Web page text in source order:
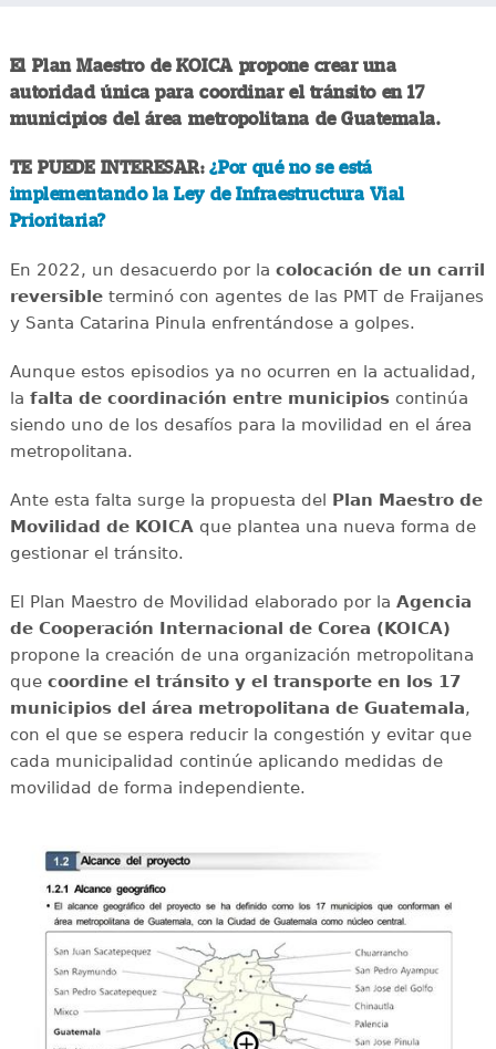
El Plan Maestro de KOICA propone crear una
autoridad única para coordinar el tránsito en 17
municipios del área metropolitana de Guatemala.
TE PUEDE INTERESAR:¿Por qué no se está
implementando la Ley de Infraestructura Vial
Prioritaria?
En 2022, un desacuerdo por la colocación de un carril
reversibleterminó con agentes de las PMT de Fraijanes
y Santa Catarina Pinula enfrentándose a golpes.
Aunque estos episodios ya no ocurren en la actualidad,
la falta de coordinación entre municipioscontinúa
siendo uno de los desafíos para la movilidad en el área
metropolitana.
Ante esta falta surge la propuesta del Plan Maestro de
Movilidad de KOICAque plantea una nueva forma de
gestionar el tránsito.
El Plan Maestro de Movilidad elaborado por la Agencia
de Cooperación Internacional de Corea (KOICA)
propone la creación de una organización metropolitana
que coordine el tránsito y el transporte en los 17
municipios del área metropolitana de Guatemala,
con el que se espera reducir la congestión y evitar que
cada municipalidad continúe aplicando medidas de
movilidad de forma independiente.